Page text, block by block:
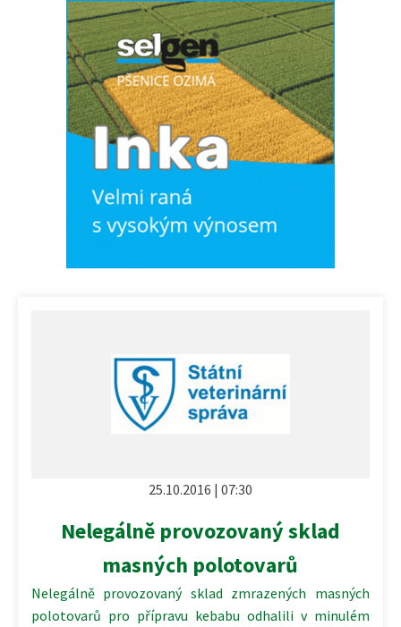
25.10.2016 | 07:30
Nelegálně provozovaný sklad
masných polotovarů
Nelegálně provozovaný sklad zmrazených masných
polotovarů pro přípravu kebabu odhalili v minulém